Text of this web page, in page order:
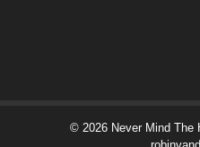
© 2026 Never Mind The